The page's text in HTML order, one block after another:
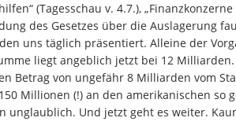
(Tagesschau v. 4.7.),
des Gesetzes über die Auslagerung
uns täglich präsentiert. Alleine der
liegt angeblich jetzt bei 12 Milliarden.
Betrag von ungefähr 8 Milliarden vom
Millionen (!) an den amerikanischen so
unglaublich. Und jetzt geht es weiter.